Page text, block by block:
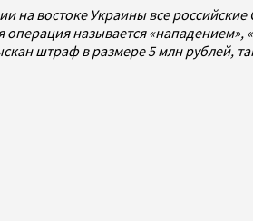
на востоке Украины все
называется «нападением»,
штраф в размере 5 млн рублей,